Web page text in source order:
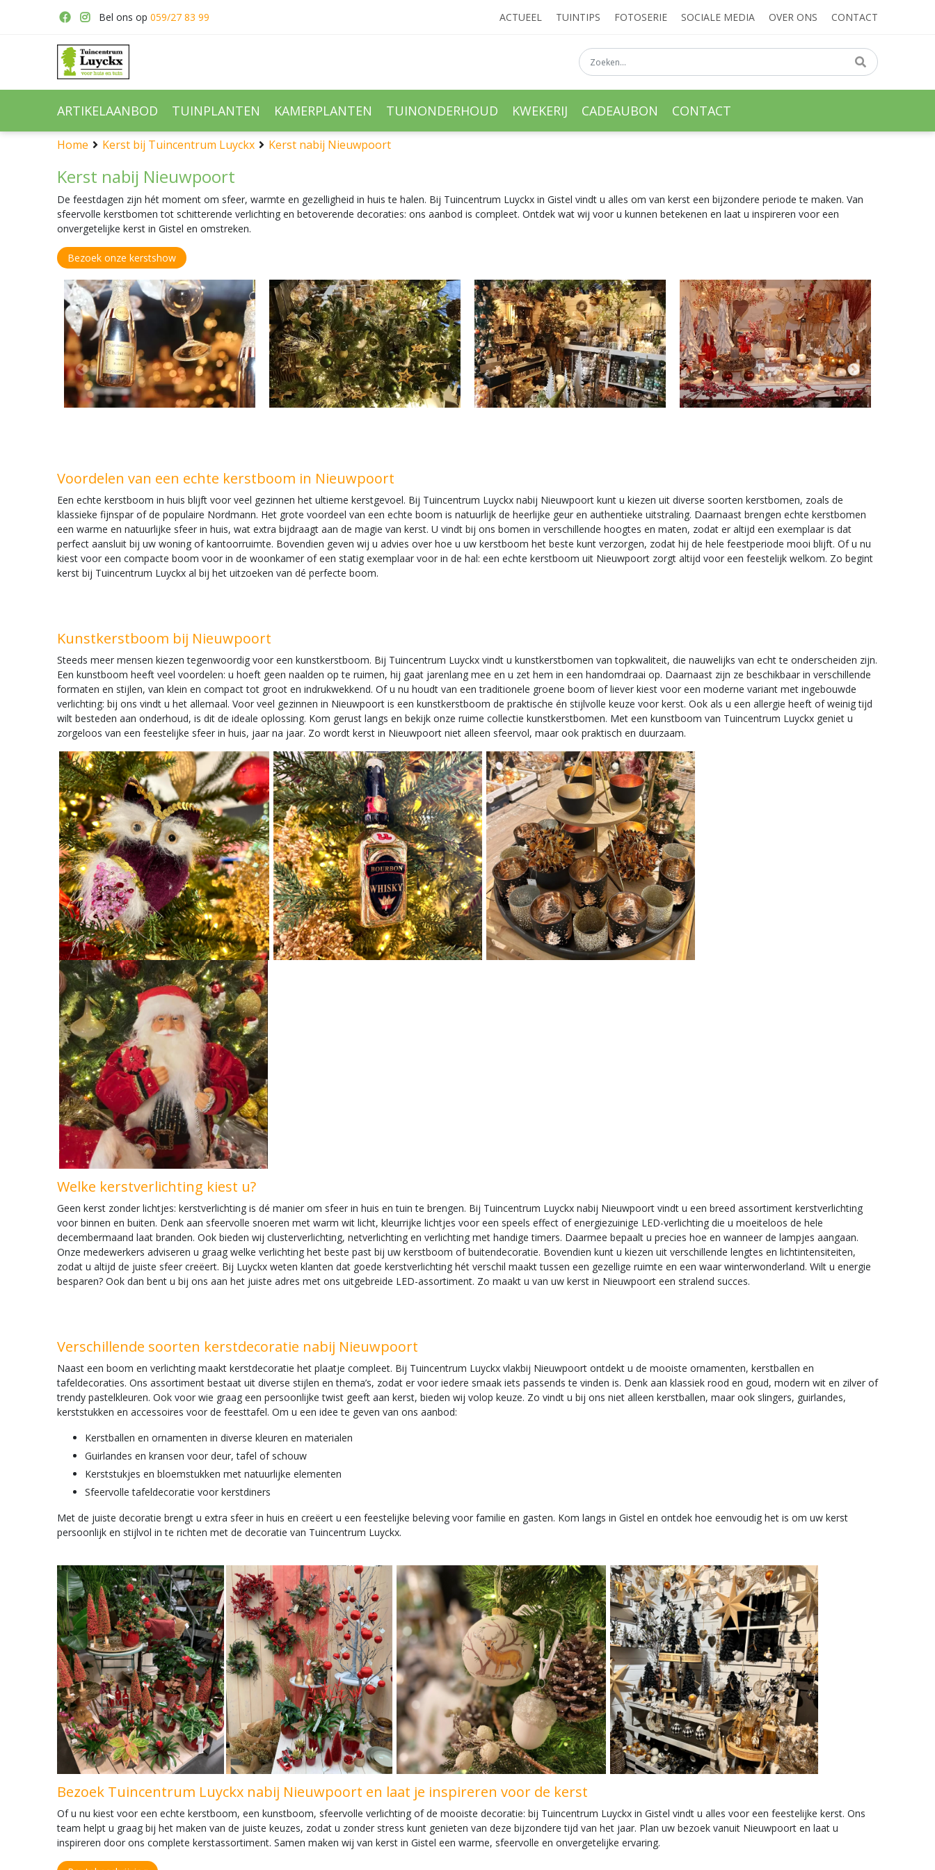
Home Kerst bij Tuincentrum Luyckx Kerst nabij Nieuwpoort
Bel ons op 059/27 83 99 ACTUEEL TUINTIPS FOTOSERIE SOCIALE MEDIA OVER ONS CONTACT
ARTIKELAANBOD TUINPLANTEN KAMERPLANTEN TUINONDERHOUD KWEKERIJ CADEAUBON CONTACT
Kerst nabij Nieuwpoort
De feestdagen zijn hét moment om sfeer, warmte en gezelligheid in huis te halen. Bij Tuincentrum Luyckx in Gistel vindt u alles om van kerst een bijzondere periode te maken. Van
sfeervolle kerstbomen tot schitterende verlichting en betoverende decoraties: ons aanbod is compleet. Ontdek wat wij voor u kunnen betekenen en laat u inspireren voor een
onvergetelijke kerst in Gistel en omstreken.
Bezoek onze kerstshow
Voordelen van een echte kerstboom in Nieuwpoort
Een echte kerstboom in huis blijft voor veel gezinnen het ultieme kerstgevoel. Bij Tuincentrum Luyckx nabij Nieuwpoort kunt u kiezen uit diverse soorten kerstbomen, zoals de
klassieke fijnspar of de populaire Nordmann. Het grote voordeel van een echte boom is natuurlijk de heerlijke geur en authentieke uitstraling. Daarnaast brengen echte kerstbomen
een warme en natuurlijke sfeer in huis, wat extra bijdraagt aan de magie van kerst. U vindt bij ons bomen in verschillende hoogtes en maten, zodat er altijd een exemplaar is dat
perfect aansluit bij uw woning of kantoorruimte. Bovendien geven wij u advies over hoe u uw kerstboom het beste kunt verzorgen, zodat hij de hele feestperiode mooi blijft. Of u nu
kiest voor een compacte boom voor in de woonkamer of een statig exemplaar voor in de hal: een echte kerstboom uit Nieuwpoort zorgt altijd voor een feestelijk welkom. Zo begint
kerst bij Tuincentrum Luyckx al bij het uitzoeken van dé perfecte boom.
Kunstkerstboom bij Nieuwpoort
Steeds meer mensen kiezen tegenwoordig voor een kunstkerstboom. Bij Tuincentrum Luyckx vindt u kunstkerstbomen van topkwaliteit, die nauwelijks van echt te onderscheiden zijn.
Een kunstboom heeft veel voordelen: u hoeft geen naalden op te ruimen, hij gaat jarenlang mee en u zet hem in een handomdraai op. Daarnaast zijn ze beschikbaar in verschillende
formaten en stijlen, van klein en compact tot groot en indrukwekkend. Of u nu houdt van een traditionele groene boom of liever kiest voor een moderne variant met ingebouwde
verlichting: bij ons vindt u het allemaal. Voor veel gezinnen in Nieuwpoort is een kunstkerstboom de praktische én stijlvolle keuze voor kerst. Ook als u een allergie heeft of weinig tijd
wilt besteden aan onderhoud, is dit de ideale oplossing. Kom gerust langs en bekijk onze ruime collectie kunstkerstbomen. Met een kunstboom van Tuincentrum Luyckx geniet u
zorgeloos van een feestelijke sfeer in huis, jaar na jaar. Zo wordt kerst in Nieuwpoort niet alleen sfeervol, maar ook praktisch en duurzaam.
Welke kerstverlichting kiest u?
Geen kerst zonder lichtjes: kerstverlichting is dé manier om sfeer in huis en tuin te brengen. Bij Tuincentrum Luyckx nabij Nieuwpoort vindt u een breed assortiment kerstverlichting
voor binnen en buiten. Denk aan sfeervolle snoeren met warm wit licht, kleurrijke lichtjes voor een speels effect of energiezuinige LED-verlichting die u moeiteloos de hele
decembermaand laat branden. Ook bieden wij clusterverlichting, netverlichting en verlichting met handige timers. Daarmee bepaalt u precies hoe en wanneer de lampjes aangaan.
Onze medewerkers adviseren u graag welke verlichting het beste past bij uw kerstboom of buitendecoratie. Bovendien kunt u kiezen uit verschillende lengtes en lichtintensiteiten,
zodat u altijd de juiste sfeer creëert. Bij Luyckx weten klanten dat goede kerstverlichting hét verschil maakt tussen een gezellige ruimte en een waar winterwonderland. Wilt u energie
besparen? Ook dan bent u bij ons aan het juiste adres met ons uitgebreide LED-assortiment. Zo maakt u van uw kerst in Nieuwpoort een stralend succes.
Verschillende soorten kerstdecoratie nabij Nieuwpoort
Naast een boom en verlichting maakt kerstdecoratie het plaatje compleet. Bij Tuincentrum Luyckx vlakbij Nieuwpoort ontdekt u de mooiste ornamenten, kerstballen en
tafeldecoraties. Ons assortiment bestaat uit diverse stijlen en thema’s, zodat er voor iedere smaak iets passends te vinden is. Denk aan klassiek rood en goud, modern wit en zilver of
trendy pastelkleuren. Ook voor wie graag een persoonlijke twist geeft aan kerst, bieden wij volop keuze. Zo vindt u bij ons niet alleen kerstballen, maar ook slingers, guirlandes,
kerststukken en accessoires voor de feesttafel. Om u een idee te geven van ons aanbod:
Kerstballen en ornamenten in diverse kleuren en materialen
Guirlandes en kransen voor deur, tafel of schouw
Kerststukjes en bloemstukken met natuurlijke elementen
Sfeervolle tafeldecoratie voor kerstdiners
Met de juiste decoratie brengt u extra sfeer in huis en creëert u een feestelijke beleving voor familie en gasten. Kom langs in Gistel en ontdek hoe eenvoudig het is om uw kerst
persoonlijk en stijlvol in te richten met de decoratie van Tuincentrum Luyckx.
Bezoek Tuincentrum Luyckx nabij Nieuwpoort en laat je inspireren voor de kerst
Of u nu kiest voor een echte kerstboom, een kunstboom, sfeervolle verlichting of de mooiste decoratie: bij Tuincentrum Luyckx in Gistel vindt u alles voor een feestelijke kerst. Ons
team helpt u graag bij het maken van de juiste keuzes, zodat u zonder stress kunt genieten van deze bijzondere tijd van het jaar. Plan uw bezoek vanuit Nieuwpoort en laat u
inspireren door ons complete kerstassortiment. Samen maken wij van kerst in Gistel een warme, sfeervolle en onvergetelijke ervaring.